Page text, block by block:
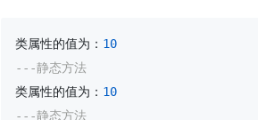
类属性的值为： 10
---静态方法
类属性的值为： 10
---静态方法